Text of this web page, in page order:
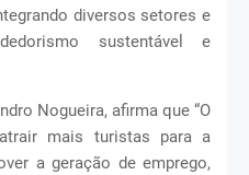
diversos setores e
sustentável e
Nogueira, afirma que “O
mais turistas para a
a geração de emprego,